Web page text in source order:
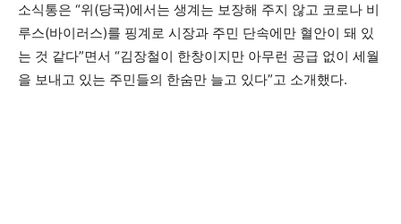
소식통은 “위(당국)에서는 생계는 보장해 주지 않고 코로나 비
루스(바이러스)를 핑계로 시장과 주민 단속에만 혈안이 돼 있
는 것 같다”면서 “김장철이 한창이지만 아무런 공급 없이 세월
을 보내고 있는 주민들의 한숨만 늘고 있다”고 소개했다.